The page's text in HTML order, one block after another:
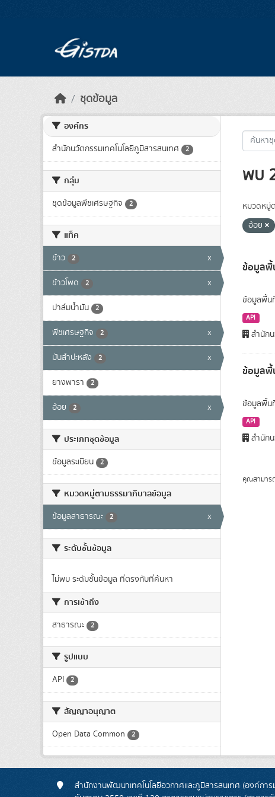
ชุดข้อมูล
องค์กร
สำนักนวัตกรรมเทคโนโลยีภูมิสารสนเทศ 2
กลุ่ม
ชุดข้อมูลพืชเศรษฐกิจ 2
แท็ค
ข้าว 2 x
ข้าวโพด 2 x
ปาล์มน้ำมัน 2
พืชเศรษฐกิจ 2 x
มันสำปะหลัง 2 x
ยางพารา 2
อ้อย 2 x
ประเภทชุดข้อมูล
ข้อมูลระเบียน 2
หมวดหมู่ตามธรรมาภิบาลข้อมูล
ข้อมูลสาธารณะ 2 x
ระดับชั้นข้อมูล
ไม่พบ ระดับชั้นข้อมูล ที่ตรงกับที่ค้นหา
การเข้าถึง
สาธารณะ 2
รูปแบบ
API 2
สัญญาอนุญาต
Open Data Common 2
พบ
หมวดหมู่
อ้อย
ข้อมูลพื้
ข้อมูลพื้น
API
สำนักน
ข้อมูลพื้
ข้อมูลพื้น
API
สำนักน
คุณสามาร
สำนักงานพัฒนาเทคโนโลยีอวกาศและภูมิสารสนเทศ (องค์กา